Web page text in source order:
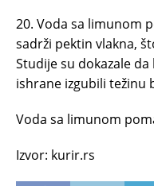
20. Voda sa limunom
sadrži pektin vlakna,
Studije su dokazale
ishrane izgubili težinu
Voda sa limunom
Izvor: kurir.rs